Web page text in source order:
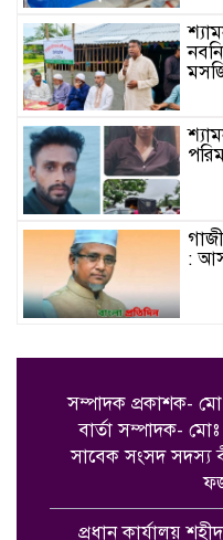
:
সম্পাদক প্রকাশক-
বার্তা সম্পাদক-
সাবেক সংসদ সদস্য
প্রধান কার্যালয়